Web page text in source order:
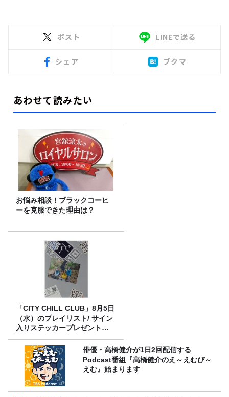
ポスト LINEで送る
シェア ブクマ
あわせて読みたい
お悩み相談！ブラックコーヒ
ーを克服できた理由は？
「CITY CHILL CLUB」8月5日
（水）のプレイリスト/ サイン
入りステッカープレゼント有
り
俳優・高橋健介が1日2回配信する
Podcast番組『高橋健介のえ～えむぴ～
えむ』始まります